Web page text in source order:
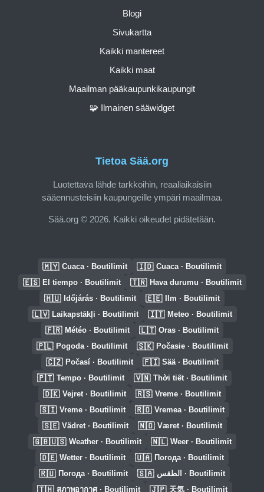
Tietoa Sää.org
Luotettava lähde tarkkoihin, reaaliaikaisiin
sääennusteisiin kaupungeille ympäri maailmaa.
Sää.org © 2026. Kaikki oikeudet pidätetään.
Blogi
Sivukartta
Kaikki mantereet
Kaikki maat
Maailman pääkaupunkikaupungit
🧩 Ilmainen sääwidget
🇲🇾 Cuaca · Boutilimit 🇮🇩 Cuaca · Boutilimit
🇪🇸 El tiempo · Boutilimit 🇹🇷 Hava durumu · Boutilimit
🇭🇺 Időjárás · Boutilimit 🇪🇪 Ilm · Boutilimit
🇱🇻 Laikapstākļi · Boutilimit 🇮🇹 Meteo · Boutilimit
🇫🇷 Météo · Boutilimit 🇱🇹 Oras · Boutilimit
🇵🇱 Pogoda · Boutilimit 🇸🇰 Počasie · Boutilimit
🇨🇿 Počasí · Boutilimit 🇫🇮 Sää · Boutilimit
🇵🇹 Tempo · Boutilimit 🇻🇳 Thời tiết · Boutilimit
🇩🇰 Vejret · Boutilimit 🇷🇸 Vreme · Boutilimit
🇸🇮 Vreme · Boutilimit 🇷🇴 Vremea · Boutilimit
🇸🇪 Vädret · Boutilimit 🇳🇴 Været · Boutilimit
🇬🇧🇺🇸 Weather · Boutilimit 🇳🇱 Weer · Boutilimit
🇩🇪 Wetter · Boutilimit 🇺🇦 Погода · Boutilimit
🇷🇺 Погода · Boutilimit 🇸🇦 الطقس · Boutilimit
🇹🇭 สภาพอากาศ · Boutilimit 🇯🇵 天気 · Boutilimit